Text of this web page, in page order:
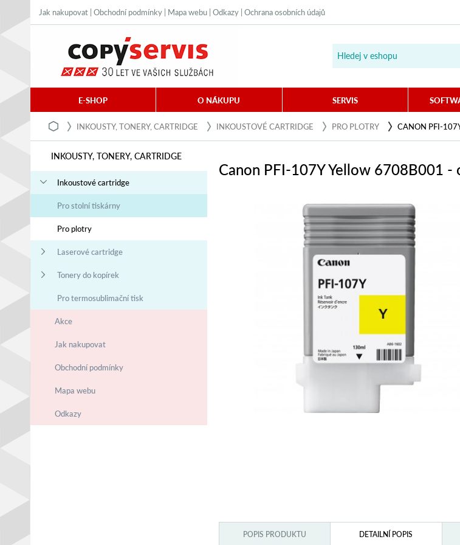
Jak nakupovat Obchodní podmínky Mapa webu Odkazy Ochrana osobních údajů
E-SHOP O NÁKUPU SERVIS
INKOUSTY, TONERY, CARTRIDGE INKOUSTOVÉ CARTRIDGE PRO PLOTRY CANON PFI-
INKOUSTY, TONERY, CARTRIDGE
Inkoustové cartridge
Pro stolní tiskárny
Pro plotry
Laserové cartridge
Tonery do kopírek
Pro termosublimační tisk
Akce
Jak nakupovat
Obchodní podmínky
Mapa webu
Odkazy
Canon PFI-107Y Yellow 6708B001 -
POPIS PRODUKTU DETAILNÍ POPIS